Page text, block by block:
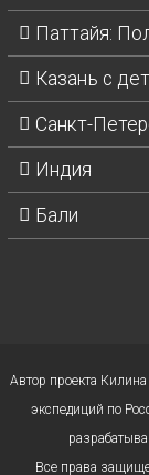
Паттайя:
Казань с
Санкт-
Индия
Бали
Автор проекта
экспедиций по
Все права